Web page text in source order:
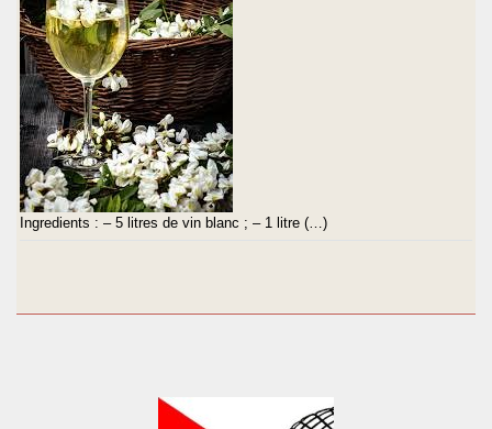
Ingredients : – 5 litres de vin blanc ; – 1 litre (…)